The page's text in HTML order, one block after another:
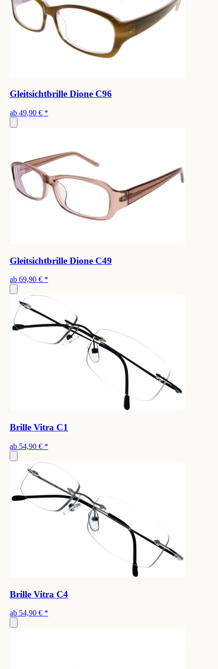
Gleitsichtbrille Dione C96
ab 49,90 € *
Gleitsichtbrille Dione C49
ab 69,90 € *
Brille Vitra C1
ab 54,90 € *
Brille Vitra C4
ab 54,90 € *